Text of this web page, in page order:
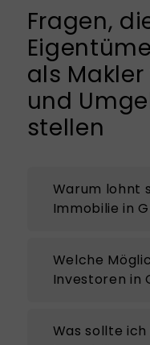
Fragen,
als
und
stellen
Warum lohnt
Immobilie in
Welche
Investoren in
Was sollte ich